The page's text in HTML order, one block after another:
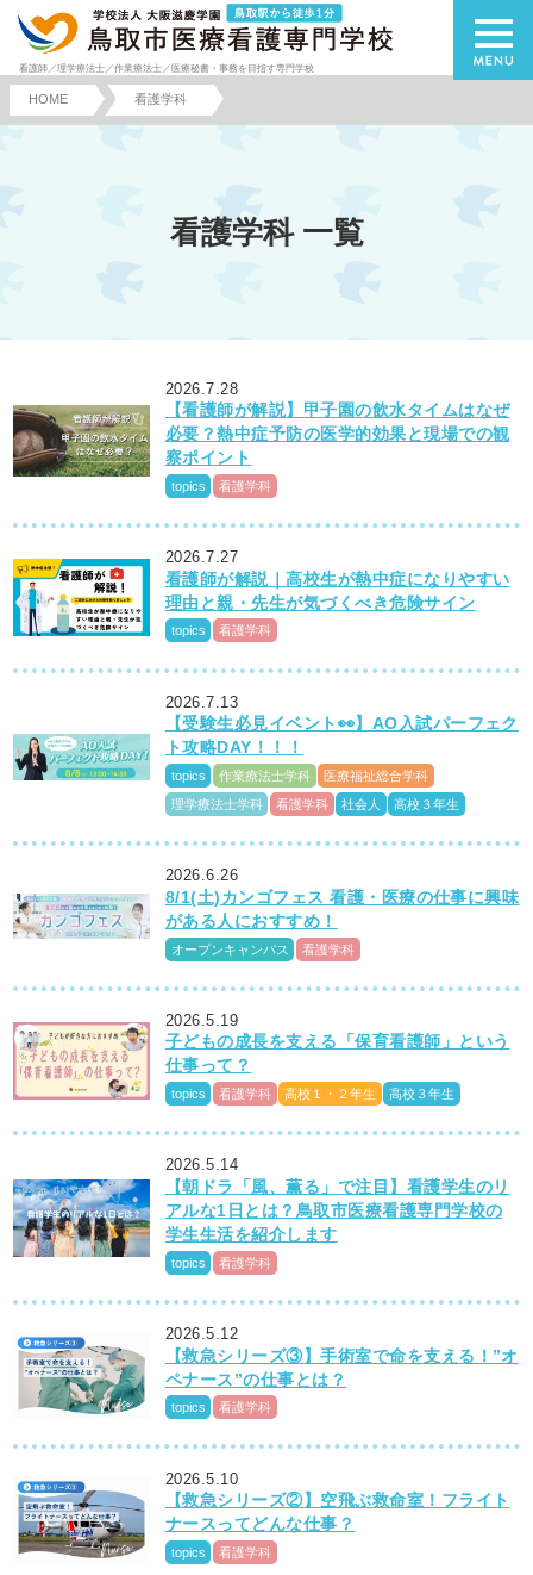
看護師／理学療法士／作業療法士／医療秘書・事務を目指す専門学校
HOME 看護学科
看護学科 一覧
2026.7.28
【看護師が解説】甲子園の飲水タイムはなぜ
必要？熱中症予防の医学的効果と現場での観
察ポイント
topics 看護学科
2026.7.27
看護師が解説｜高校生が熱中症になりやすい
理由と親・先生が気づくべき危険サイン
topics 看護学科
2026.7.13
【受験生必見イベント👀】AO入試パーフェク
ト攻略DAY！！！
topics 作業療法士学科
医療福祉総合学科
理学療法士学科
看護学科 社会人 高校３年生
2026.6.26
8/1(土)カンゴフェス 看護・医療の仕事に興味
がある人におすすめ！
オープンキャンパス 看護学科
2026.5.19
子どもの成長を支える「保育看護師」という
仕事って？
topics 看護学科 高校１・２年生 高校３年生
2026.5.14
【朝ドラ「風、薫る」で注目】看護学生のリ
アルな1日とは？鳥取市医療看護専門学校の
学生生活を紹介します
topics 看護学科
2026.5.12
【救急シリーズ③】手術室で命を支える！”オ
ペナース”の仕事とは？
topics 看護学科
2026.5.10
【救急シリーズ②】空飛ぶ救命室！フライト
ナースってどんな仕事？
topics 看護学科